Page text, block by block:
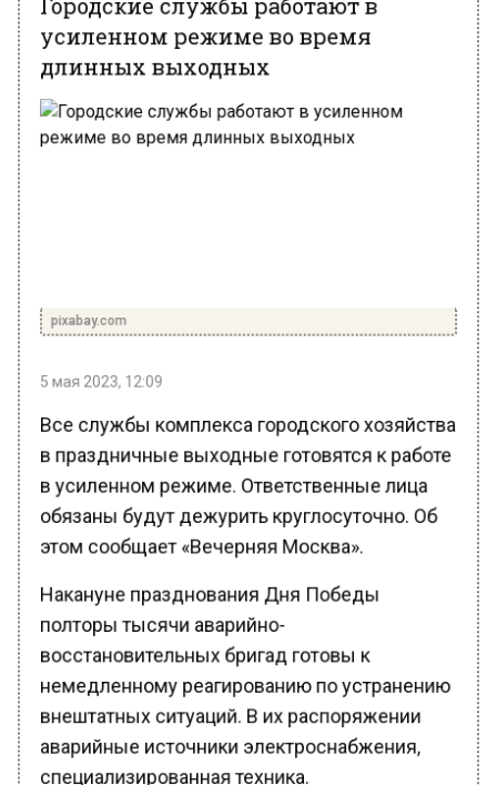
усиленном режиме во время
длинных выходных
Все службы комплекса городского хозяйства
в праздничные выходные готовятся к работе
в усиленном режиме. Ответственные лица
обязаны будут дежурить круглосуточно. Об
этом сообщает «Вечерняя Москва».
Накануне празднования Дня Победы
полторы тысячи аварийно-
восстановительных бригад готовы к
немедленному реагированию по устранению
внештатных ситуаций. В их распоряжении
аварийные источники электроснабжения,
специализированная техника.